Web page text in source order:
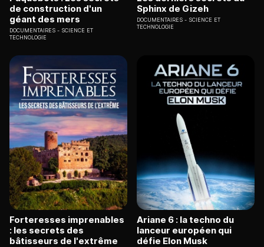
de construction d'un
géant des mers
DOCUMENTAIRES
SCIENCE ET
TECHNOLOGIE
Sphinx de Gizeh
DOCUMENTAIRES
SCIENCE ET
TECHNOLOGIE
Forteresses imprenables
: les secrets des
bâtisseurs de l'extrême
Ariane 6 : la techno du
lanceur européen qui
défie Elon Musk